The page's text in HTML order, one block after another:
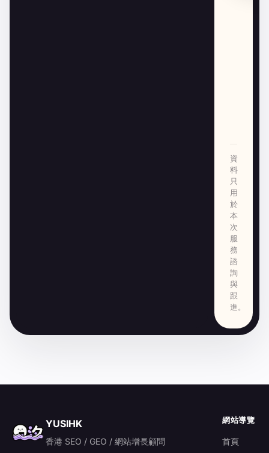
資
料
只
用
於
本
次
服
務
諮
詢
與
跟
進。
YUSIHK
香港 SEO / GEO / 網站增長顧問
網站導覽
首頁